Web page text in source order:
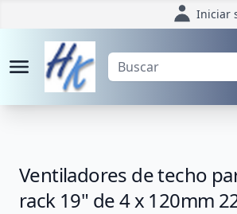
Iniciar
Ventiladores de techo
rack 19" de 4 x 120mm